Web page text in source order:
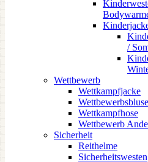
/
Wettbewerb
Wettkampfjacke
Wettkampfhose
Wettbewerb
Sicherheit
Reithelme
Sicherheitswesten